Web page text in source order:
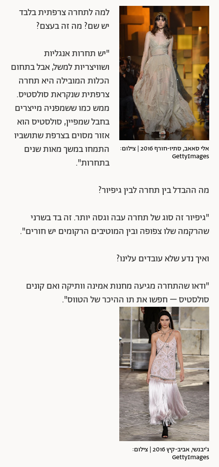
אלי סאאב, סתיו-חורף 2016 | צילום:
GettyImages
למה לתחרה צרפתית בלבד
יש שם? מה זה בעצם?
"יש תחרות אנגליות
ושוויצריות למשל, אבל בתחום
הכלות המובילה היא תחרה
צרפתית שנקראת סולסטיס.
ממש כמו ששמפניה מייצרים
בחבל שמפיין, סולסטיס הוא
אזור מסוים בצרפת שתושביו
התמחו במשך מאות שנים
בתחרות".
מה ההבדל בין תחרה לבין גיפיור?
"גיפיור זה סוג של תחרה עבה וגסה יותר. זה בד בשרני
שהרקמה שלו צפופה ובין המוטיבים הרקומים יש חורים".
ואיך נדע שלא עובדים עלינו?
"ודאו שהתחרה מגיעה מחנות אמינה וותיקה ואם קונים
סולסטיס – חפשו את תו ההיכר של הטווס".
ג'יבנשי, אביב-קיץ 2016 | צילום:
GettyImages